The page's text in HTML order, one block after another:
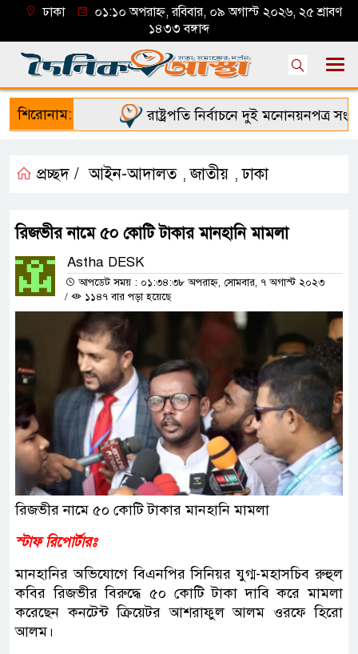
ঢাকা
০১:১০ অপরাহ্ন, রবিবার, ০৯ অগাস্ট ২০২৬, ২৫ শ্রাবণ
১৪৩৩ বঙ্গাব্দ
শিরোনাম: রাষ্ট্রপতি নির্বাচনে দুই মনোনয়নপত্র সংগ্রহ
প্রচ্ছদ / আইন-আদালত ,জাতীয় ,ঢাকা
রিজভীর নামে ৫০ কোটি টাকার মানহানি মামলা
Astha DESK
আপডেট সময় : ০১:৩৪:৩৮ অপরাহ্ন, সোমবার, ৭ অগাস্ট ২০২৩
/
১১৪৭ বার পড়া হয়েছে
রিজভীর নামে ৫০ কোটি টাকার মানহানি মামলা
স্টাফ রিপোর্টারঃ
মানহানির অভিযোগে বিএনপির সিনিয়র যুগ্ম-মহাসচিব রুহুল
কবির রিজভীর বিরুদ্ধে ৫০ কোটি টাকা দাবি করে মামলা
করেছেন কনটেন্ট ক্রিয়েটর আশরাফুল আলম ওরফে হিরো
আলম।